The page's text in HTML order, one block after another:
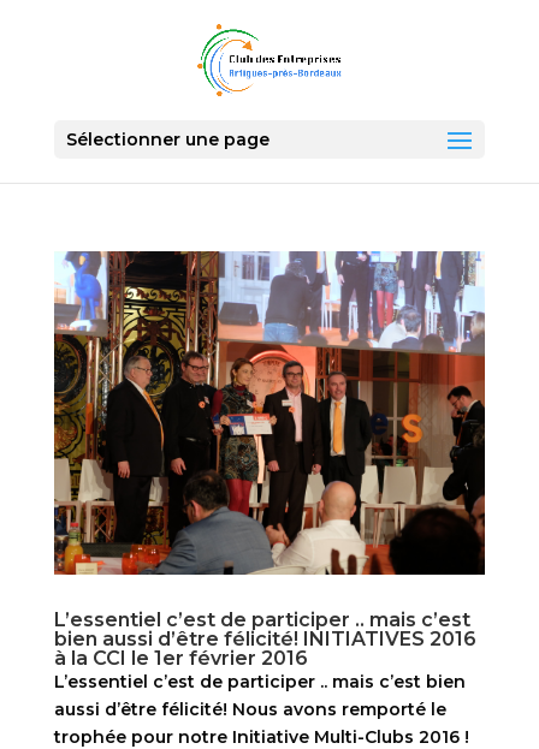
Sélectionner une page
L’essentiel c’est de participer .. mais c’est
bien aussi d’être félicité! INITIATIVES 2016
à la CCI le 1er février 2016
L’essentiel c’est de participer .. mais c’est bien
aussi d’être félicité! Nous avons remporté le
trophée pour notre Initiative Multi-Clubs 2016 !